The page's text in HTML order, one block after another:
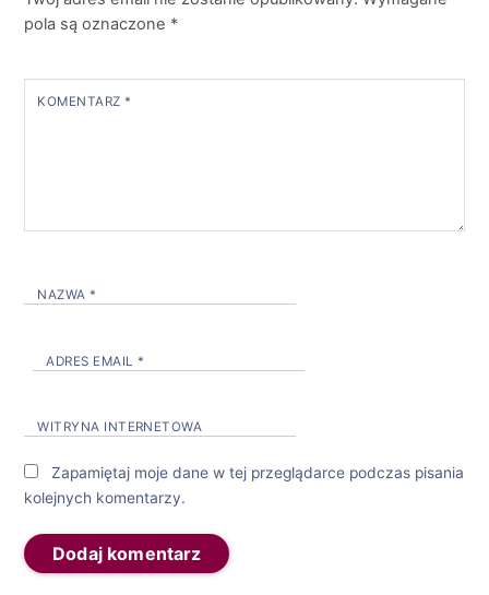
pola są oznaczone *
KOMENTARZ *
NAZWA *
ADRES EMAIL *
WITRYNA INTERNETOWA
Zapamiętaj moje dane w tej przeglądarce podczas pisania
kolejnych komentarzy.